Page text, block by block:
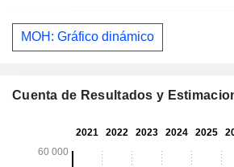
MOH: Gráfico dinámico
Cuenta de Resultados y